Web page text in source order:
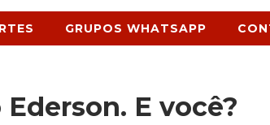
GRUPOS WHATSAPP
E você?